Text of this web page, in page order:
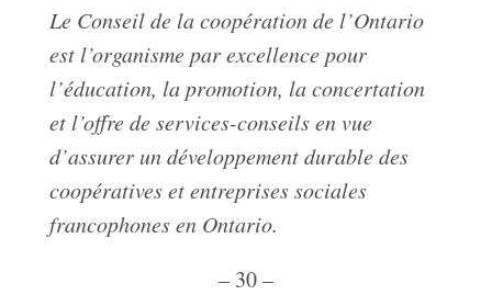
Le Conseil de la coopération de l’Ontario
est l’organisme par excellence pour
l’éducation, la promotion, la concertation
et l’offre de services-conseils en vue
d’assurer un développement durable des
coopératives et entreprises sociales
francophones en Ontario.
– 30 –